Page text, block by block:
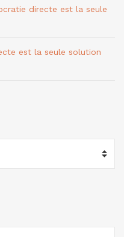
directe est la seule
est la seule solution